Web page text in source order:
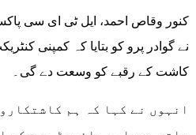
کنور وقاص احمد، ایل ٹی ای سی
نے گوادر پرو کو بتایا کہ کمپنی
کاشت کے رقبے کو وسعت دے گی۔
انہوں نے کہا کہ ہم